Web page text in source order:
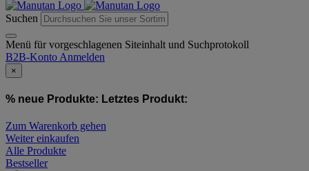
Suchen
Menü für vorgeschlagenen Siteinhalt und Suchprotokoll
B2B-Konto Anmelden
×
% neue Produkte: Letztes Produkt:
Zum Warenkorb gehen
Weiter einkaufen
Alle Produkte
Bestseller